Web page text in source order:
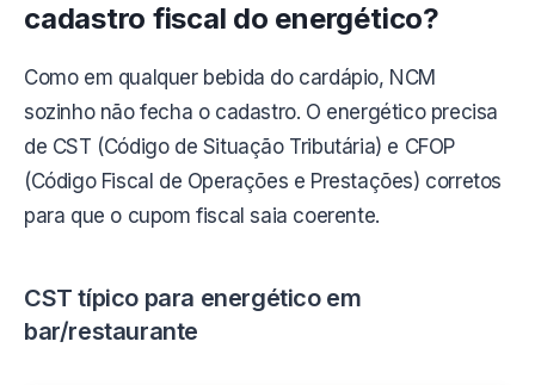
cadastro fiscal do energético?
Como em qualquer bebida do cardápio, NCM
sozinho não fecha o cadastro. O energético precisa
de CST (Código de Situação Tributária) e CFOP
(Código Fiscal de Operações e Prestações) corretos
para que o cupom fiscal saia coerente.
CST típico para energético em
bar/restaurante